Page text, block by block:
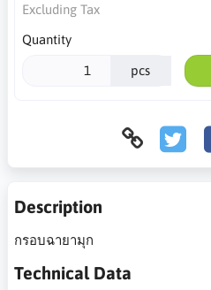
Excluding Tax
Quantity
pcs
Description
กรอบฉายามุก
Technical Data